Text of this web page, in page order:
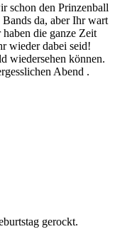
schon den Prinzenball
da, aber Ihr wart
die ganze Zeit
wieder dabei seid!
wiedersehen können.
Abend .
gerockt.